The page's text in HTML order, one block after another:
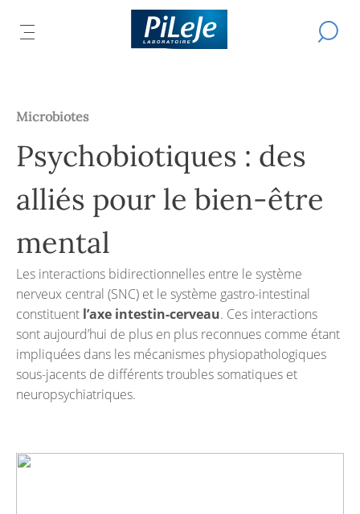
OUVRIR
PRINCIPAL
Tous
les
une
Microbiotes
Psychobiotiques : des
alliés pour le bien-être
mental
Les interactions bidirectionnelles entre le système
nerveux central (SNC) et le système gastro-intestinal
constituent l’axe intestin-cerveau. Ces interactions
sont aujourd’hui de plus en plus reconnues comme étant
impliquées dans les mécanismes physiopathologiques
sous-jacents de différents troubles somatiques et
neuropsychiatriques.